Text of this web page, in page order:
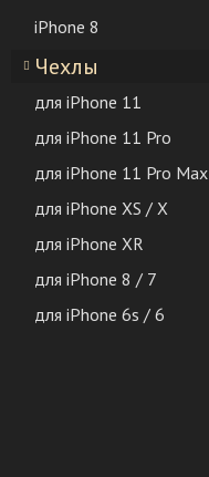
iPhone 8
Чехлы
для iPhone 11
для iPhone 11 Pro
для iPhone 11 Pro Max
для iPhone XS / X
для iPhone XR
для iPhone 8 / 7
для iPhone 6s / 6